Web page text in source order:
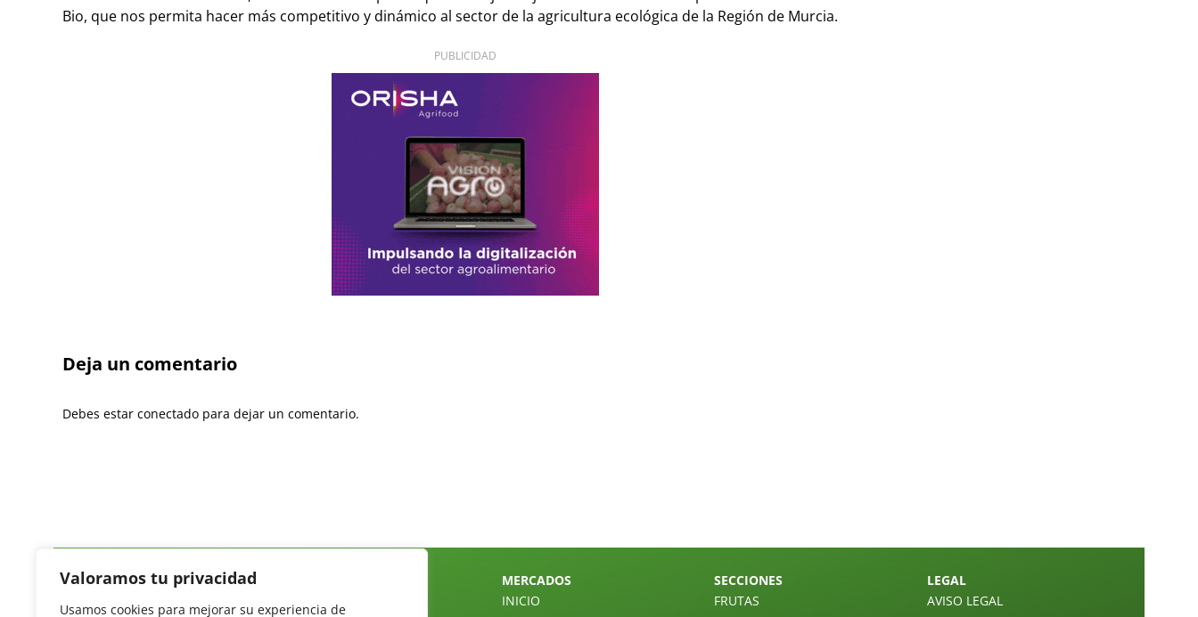
Valoramos tu privacidad
Usamos cookies para mejorar su experiencia de
Bio, que nos permita hacer más competitivo y dinámico al sector de la agricultura ecológica de la Región de Murcia.
PUBLICIDAD
Deja un comentario
Debes estar conectado para dejar un comentario.
Revista del Sector Hortofrutícola
MERCADOS
INICIO
SECCIONES
FRUTAS
LEGAL
AVISO LEGAL